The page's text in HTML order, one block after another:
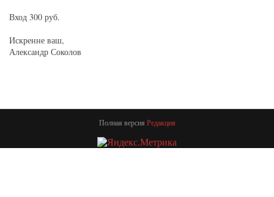
Вход 300 руб.
Искренне ваш,
Александр Соколов
Полная версия Редакция